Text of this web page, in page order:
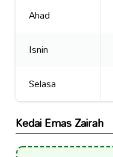
Ahad
Isnin
Selasa
Kedai Emas Zairah